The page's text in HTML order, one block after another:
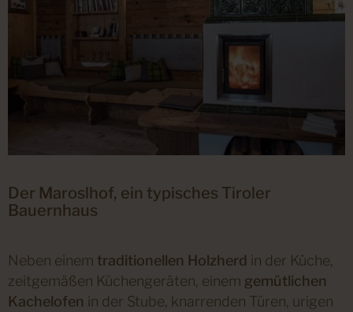
Der Maroslhof, ein typisches Tiroler
Bauernhaus
Neben einem traditionellen Holzherd in der Küche,
zeitgemäßen Küchengeräten, einem gemütlichen
Kachelofen in der Stube, knarrenden Türen, urigen